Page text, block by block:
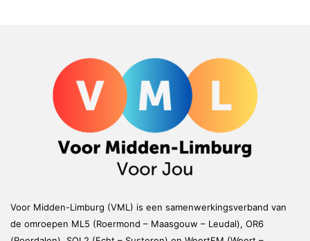
Voor Midden-Limburg (VML) is een samenwerkingsverband van
de omroepen ML5 (Roermond – Maasgouw – Leudal), OR6